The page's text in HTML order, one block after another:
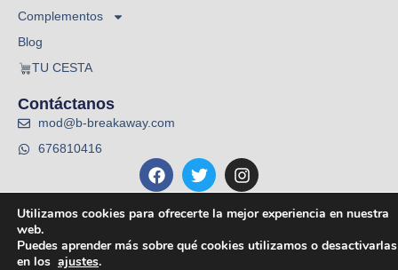
Complementos
Blog
TU CESTA
Contáctanos
mod@b-breakaway.com
676810416
Hecho con , y porMaria en la red
Utilizamos cookies para ofrecerte la mejor experiencia en nuestra
web.
Puedes aprender más sobre qué cookies utilizamos o desactivarlas
en los ajustes.